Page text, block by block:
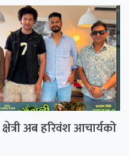
अब हरिवंश आचार्यको